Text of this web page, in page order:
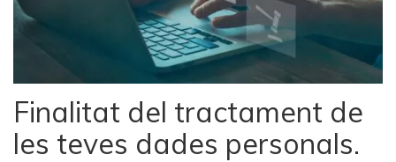
Finalitat del tractament de
les teves dades personals.